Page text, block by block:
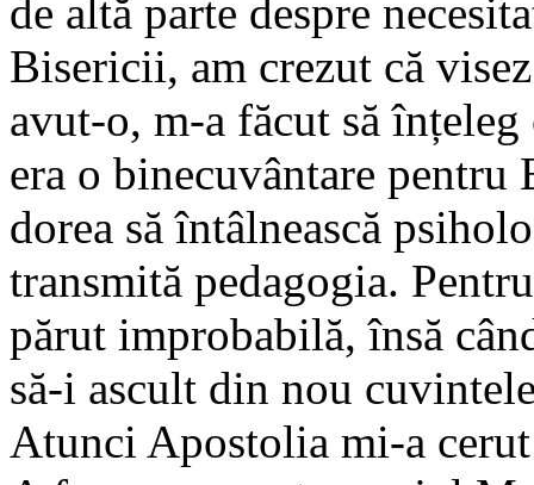
de altă parte despre
Bisericii, am crezut că
avut-o, m-a făcut să
era o binecuvântare
dorea să întâlnească
transmită pedagogia.
părut improbabilă, însă
să-i ascult din nou
Atunci Apostolia mi-a